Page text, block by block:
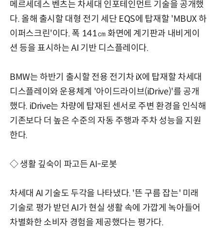
메르세데스 벤츠는 차세대 인포테인먼트 기술을 공개했
다. 올해 출시할 대형 전기 세단 EQS에 탑재할 'MBUX 하
이퍼스크린'이다. 폭 141㎝ 화면에 계기판과 내비게이
션 등을 표시하는 AI 기반 디스플레이다.
BMW는 하반기 출시할 전용 전기차 iX에 탑재할 차세대
디스플레이와 운용체계 '아이드라이브(iDrive)'를 공개
했다. iDrive는 차량에 탑재된 센서로 주변 환경을 인식해
기존보다 더 높은 수준의 자동 주행과 주차 성능을 지원
한다.
◇ 생활 깊숙이 파고든 AI-로봇
차세대 AI 기술도 두각을 나타냈다. '뜬 구름 잡는' 미래
기술로 평가 받던 AI가 현실 생활 속에 가깝게 녹아들어
차별화한 소비자 경험을 제공했다는 평가다.